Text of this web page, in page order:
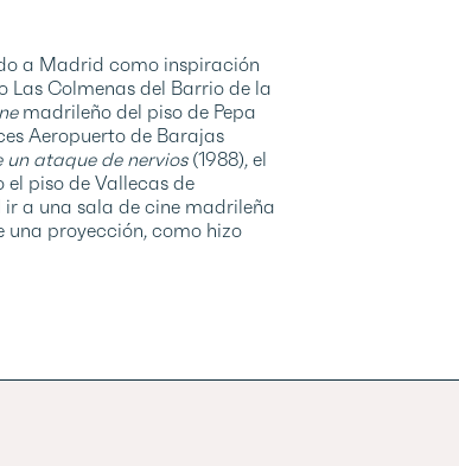
a Madrid como inspiración
Las Colmenas del Barrio de la
madrileño del piso de Pepa
Aeropuerto de Barajas
un ataque de nervios (1988), el
el piso de Vallecas de
a una sala de cine madrileña
proyección, como hizo